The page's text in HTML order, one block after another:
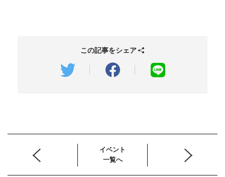
この記事をシェア
イベント
一覧へ